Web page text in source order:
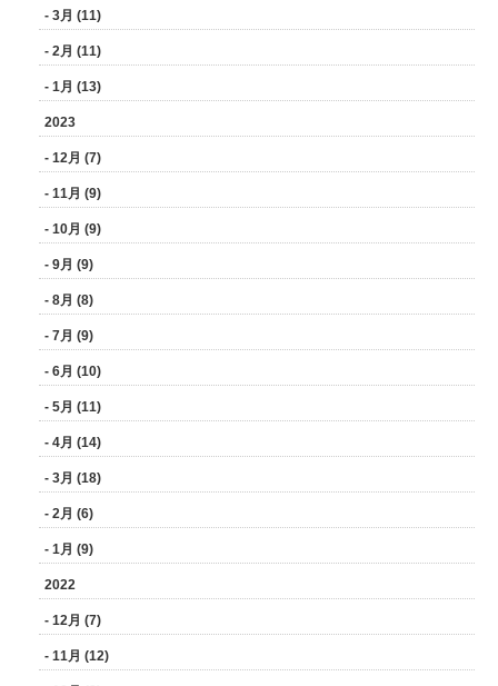
- 3月 (11)
- 2月 (11)
- 1月 (13)
2023
- 12月 (7)
- 11月 (9)
- 10月 (9)
- 9月 (9)
- 8月 (8)
- 7月 (9)
- 6月 (10)
- 5月 (11)
- 4月 (14)
- 3月 (18)
- 2月 (6)
- 1月 (9)
2022
- 12月 (7)
- 11月 (12)